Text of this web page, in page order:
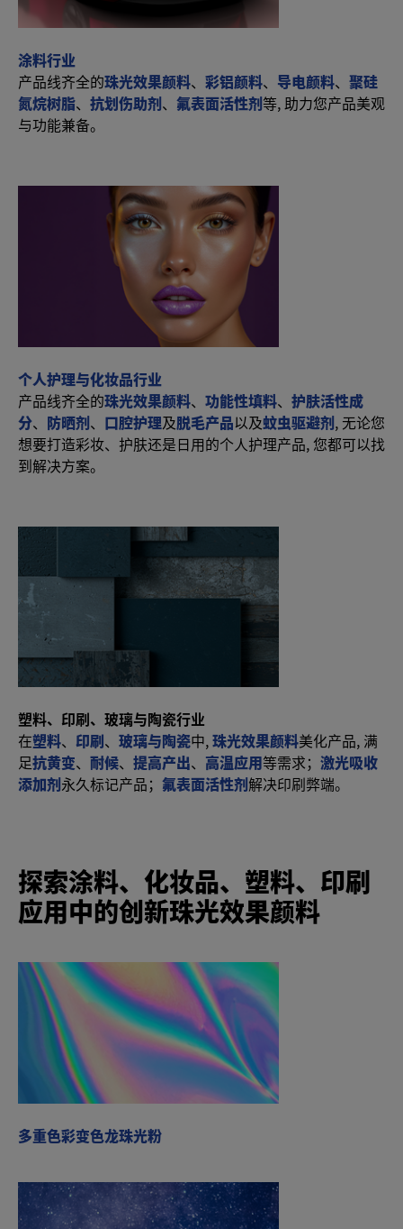
涂料行业
产品线齐全的珠光效果颜料、 彩铝颜料、 导电颜料、 聚硅
氮烷树脂、 抗划伤助剂、 氟表面活性剂等, 助力您产品美观
与功能兼备。
个人护理与化妆品行业
产品线齐全的珠光效果颜料、 功能性填料、 护肤活性成
分、 防晒剂、 口腔护理及脱毛产品以及蚊虫驱避剂, 无论您
想要打造彩妆、护肤还是日用的个人护理产品, 您都可以找
到解决方案。
塑料、印刷、玻璃与陶瓷行业
在塑料、 印刷、 玻璃与陶瓷中,珠光效果颜料美化产品, 满
足抗黄变、 耐候、 提高产出、 高温应用等需求； 激光吸收
添加剂永久标记产品； 氟表面活性剂解决印刷弊端。
探索涂料、化妆品、塑料、印刷
应用中的创新珠光效果颜料
多重色彩变色龙珠光粉